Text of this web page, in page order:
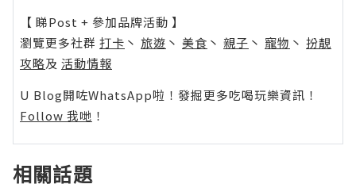
【 睇Post + 參加品牌活動 】
瀏覽更多社群 打卡 丶 旅遊 丶 美食 丶 親子 丶 寵物 丶 扮靚
攻略及 活動情報
U Blog開咗WhatsApp啦！發掘更多吃喝玩樂資訊！
Follow 我哋 ！
相關話題